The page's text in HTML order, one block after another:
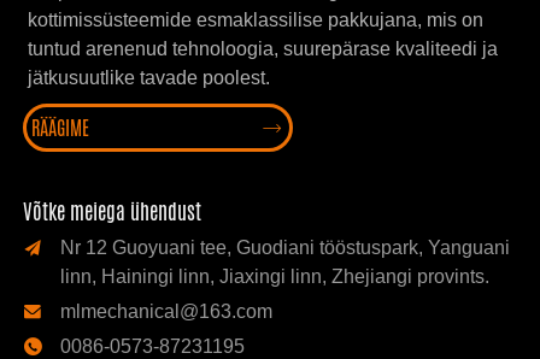
kottimissüsteemide esmaklassilise pakkujana, mis on
tuntud arenenud tehnoloogia, suurepärase kvaliteedi ja
jätkusuutlike tavade poolest.
RÄÄGIME 
Võtke meiega ühendust

Nr 12 Guoyuani tee, Guodiani tööstuspark, Yanguani
linn, Hainingi linn, Jiaxingi linn, Zhejiangi provints.
 mlmechanical@163.com

0086-0573-87231195